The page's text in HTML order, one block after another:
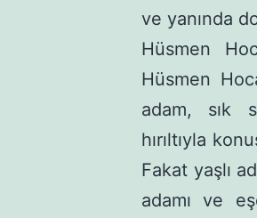
ve yanında
Hüsmen
Hüsmen
adam, sık
hırıltıyla
Fakat yaşlı
adamı ve